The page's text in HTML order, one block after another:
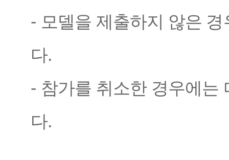
- 모델을 제출하지 않은
다.
- 참가를 취소한 경우에는
다.